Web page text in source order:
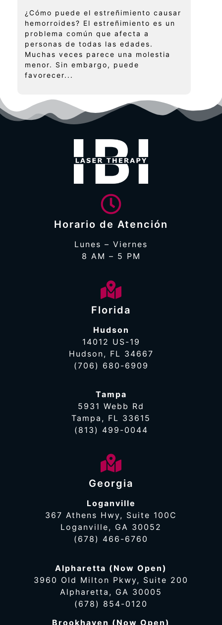
¿Cómo puede el estreñimiento causar
hemorroides? El estreñimiento es un
problema común que afecta a
personas de todas las edades.
Muchas veces parece una molestia
menor. Sin embargo, puede
favorecer...
Horario de Atención
Lunes – Viernes
8 AM – 5 PM
Georgia
Loganville
367 Athens Hwy, Suite 100C
Loganville, GA 30052
(678) 466-6760
Florida
Hudson
14012 US-19
Hudson, FL 34667
(706) 680-6909
Alpharetta (Now Open)
3960 Old Milton Pkwy, Suite 200
Alpharetta, GA 30005
(678) 854-0120
Brookhaven (Now Open)
Tampa
5931 Webb Rd
Tampa, FL 33615
(813) 499-0044